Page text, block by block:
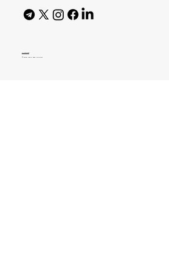
AI Policy
© 2026 High Bar Journal